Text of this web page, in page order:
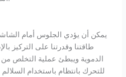
يمكن أن يؤدي الجلوس أمام
طاقتنا وقدرتنا على التركيز
الدموية ويبطئ عملية التخلص من
للتحرك بانتظام باستخدام